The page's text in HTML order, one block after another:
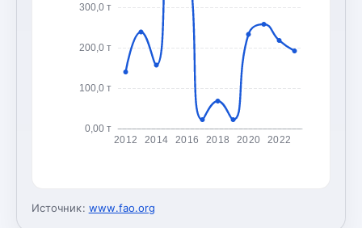
0,00 т
100,0 т
200,0 т
300,0 т
2012 2014 2016 2018 2020 2022
Источник: www.fao.org